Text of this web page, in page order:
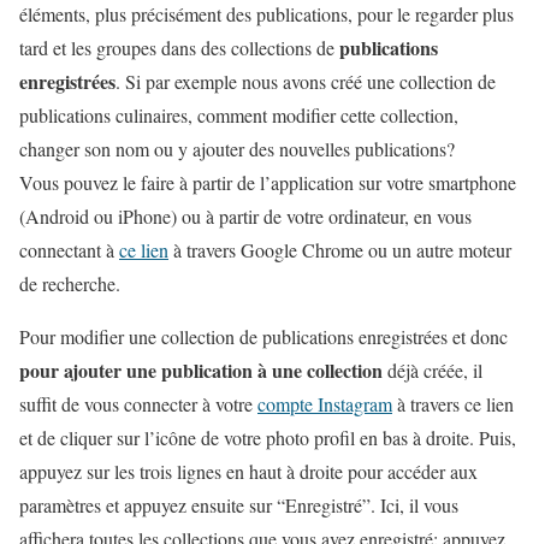
éléments, plus précisément des publications, pour le regarder plus
tard et les groupes dans des collections depublications
enregistrées. Si par exemple nous avons créé une collection de
publications culinaires, comment modifier cette collection,
changer son nom ou y ajouter des nouvelles publications?
Vous pouvez le faire à partir de l’application sur votre smartphone
(Android ou iPhone) ou à partir de votre ordinateur, en vous
connectant à ce lien à travers Google Chrome ou un autre moteur
de recherche.
Pour modifier une collection de publications enregistrées et donc
pour ajouter une publication à une collectiondéjà créée, il
suffit de vous connecter à votrecompte Instagramà travers ce lien
et de cliquer sur l’icône de votre photo profil en bas à droite. Puis,
appuyez sur les trois lignes en haut à droite pour accéder aux
paramètres et appuyez ensuite sur “Enregistré”. Ici, il vous
affichera toutes les collections que vous avez enregistré: appuyez